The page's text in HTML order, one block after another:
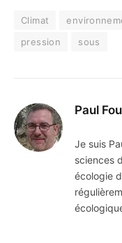
Climat
pression
sous
Paul
Je suis
sciences
écologie